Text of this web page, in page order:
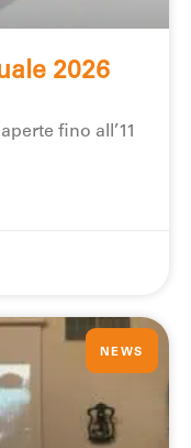
2026
fino all’11
NEWS